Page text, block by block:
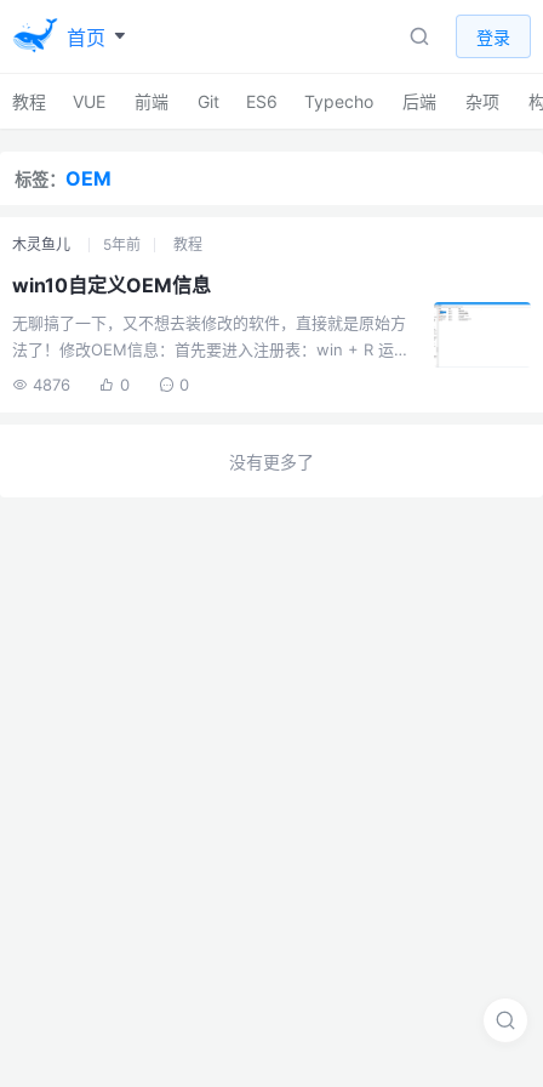
首页 登录
教程 VUE 前端 Git ES6 Typecho 后端 杂项
标签： OEM
木灵鱼儿 5年前 教程
win10自定义OEM信息
无聊搞了一下，又不想去装修改的软件，直接就是原始方
法了！修改OEM信息：首先要进入注册表：win + R 运
行，输入regedit；回车打开注册表，然后依次进入：
字符串值，然后依次创建以下几个命名的文件：
4876 0 0
没有更多了